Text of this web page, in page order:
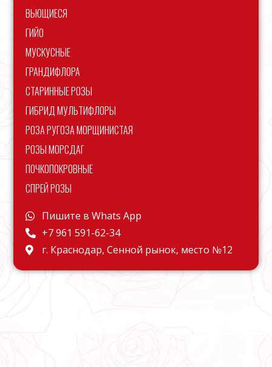
ВЬЮЩИЕСЯ
ГИЙО
МУСКУСНЫЕ
ГРАНДИФЛОРА
СТАРИННЫЕ РОЗЫ
ГИБРИД МУЛЬТИФЛОРЫ
РОЗА РУГОЗА МОРЩИНИСТАЯ
РОЗЫ МОРСДАГ
ПОЧКОПОКРОВНЫЕ
СПРЕЙ РОЗЫ
Пишите в Whats App
+7 961 591-62-34
г. Краснодар, Сенной рынок, место №12